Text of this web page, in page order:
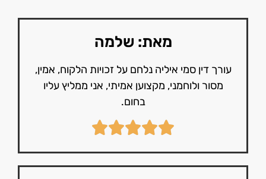
מאת: שלמה
עורך דין סמי איליה נלחם על זכויות הלקוח, אמין,
מסור ולוחמני, מקצוען אמיתי, אני ממליץ עליו
בחום.